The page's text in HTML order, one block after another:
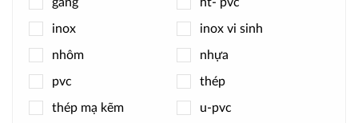
yongchuang yoshitake
zenner
inox inox vi sinh
nhôm nhựa
pvc thép
thép mạ kẽm u-pvc